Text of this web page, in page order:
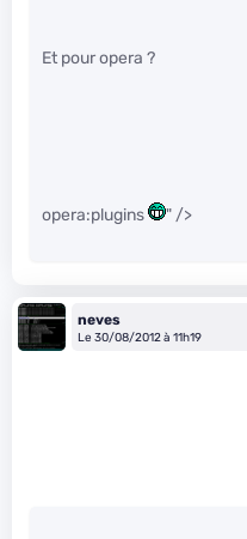
Et pour opera ?
opera:plugins " />
neves
Le 30/08/2012 à 11h19